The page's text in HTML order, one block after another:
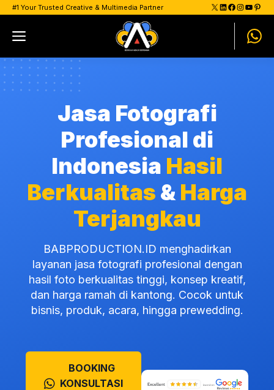
Skip
content
#1 Your Trusted Creative & Multimedia Partner X LinkedIn
Facebook
Instagram
Menu
Jasa Fotografi
Profesional di
Indonesia Hasil
Berkualitas &Harga
Terjangkau
BABPRODUCTION.ID menghadirkan
layanan jasa fotografi profesional dengan
hasil foto berkualitas tinggi, konsep kreatif,
dan harga ramah di kantong. Cocok untuk
bisnis, produk, acara, hingga prewedding.
BOOKING
KONSULTASI